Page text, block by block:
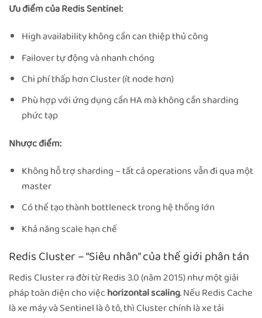
Ưu điểm của Redis Sentinel:
High availability không cần can thiệp thủ công
Failover tự động và nhanh chóng
Chi phí thấp hơn Cluster (ít node hơn)
Phù hợp với ứng dụng cần HA mà không cần sharding
phức tạp
Nhược điểm:
Không hỗ trợ sharding – tất cả operations vẫn đi qua một
master
Có thể tạo thành bottleneck trong hệ thống lớn
Khả năng scale hạn chế
Redis Cluster – “Siêu nhân” của thế giới phân tán
Redis Cluster ra đời từ Redis 3.0 (năm 2015) như một giải
pháp toàn diện cho việchorizontal scaling. Nếu Redis Cache
là xe máy và Sentinel là ô tô, thì Cluster chính là xe tải